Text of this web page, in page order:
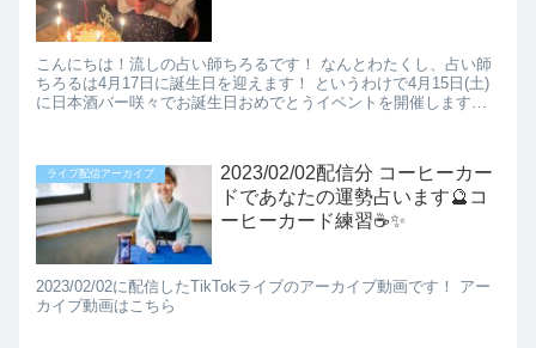
こんにちは！流しの占い師ちろるです！ なんとわたくし、占い師
ちろるは4月17日に誕生日を迎えます！ というわけで4月15日(土)
に日本酒バー咲々でお誕生日おめでとうイベントを開催します！
ライブ配信アーカイブ
2023/02/02配信分 コーヒーカー
ドであなたの運勢占います🔮コ
ーヒーカード練習☕✨️
2023/02/02に配信したTikTokライブのアーカイブ動画です！ アー
カイブ動画はこちら